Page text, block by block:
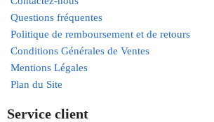
Questions fréquentes
Politique de remboursement et de retours
Conditions Générales de Ventes
Mentions Légales
Plan du Site
Service client